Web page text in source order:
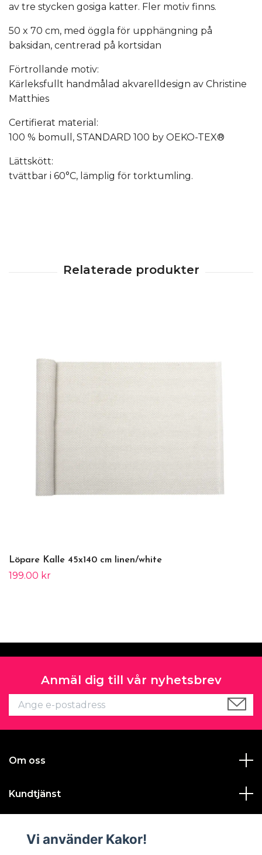
av tre stycken gosiga katter. Fler motiv finns.
50 x 70 cm, med öggla för upphängning på
baksidan, centrerad på kortsidan
Förtrollande motiv:
Kärleksfullt handmålad akvarelldesign av Christine
Matthies
Certifierat material:
100 % bomull, STANDARD 100 by OEKO-TEX®
Lättskött:
tvättbar i 60°C, lämplig för torktumling.
Löpare Kalle 45x140 cm linen/white
199.00 kr
Anmäl dig till vår nyhetsbrev
Om oss
Kundtjänst
Vi använder Kakor!